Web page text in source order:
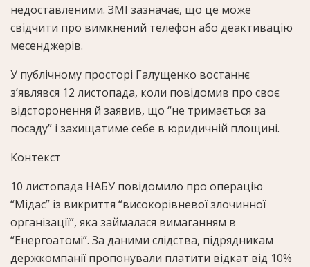
недоставленими. ЗМІ зазначає, що це може
свідчити про вимкнений телефон або деактивацію
месенджерів.
У публічному просторі Галущенко востаннє
з’являвся 12 листопада, коли повідомив про своє
відсторонення й заявив, що “не тримається за
посаду” і захищатиме себе в юридичній площині.
Контекст
10 листопада НАБУ повідомило про операцію
“Мідас” із викриття “високорівневої злочинної
організації”, яка займалася вимаганням в
“Енергоатомі”. За даними слідства, підрядникам
держкомпанії пропонували платити відкат від 10%